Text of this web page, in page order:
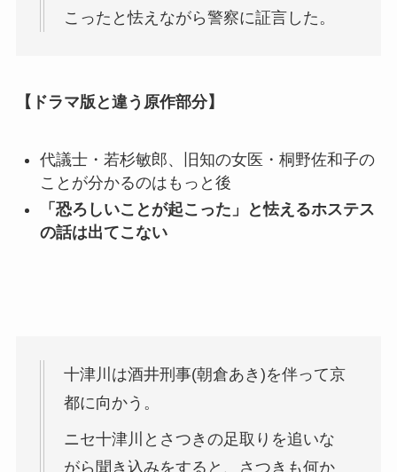
こったと怯えながら警察に証言した。
【ドラマ版と違う原作部分】
代議士・若杉敏郎、旧知の女医・桐野佐和子の
ことが分かるのはもっと後
「恐ろしいことが起こった」と怯えるホステス
の話は出てこない
十津川は酒井刑事(朝倉あき)を伴って京
都に向かう。
ニセ十津川とさつきの足取りを追いな
がら聞き込みをすると、さつきも何か